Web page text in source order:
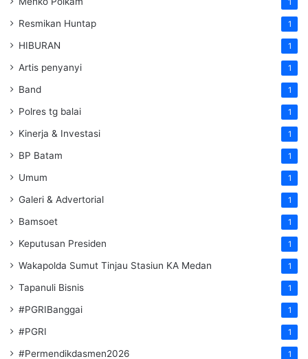
Resmikan Huntap 1
HIBURAN 1
Artis penyanyi 1
Band 1
Polres tg balai 1
Kinerja & Investasi 1
BP Batam 1
Umum 1
Galeri & Advertorial 1
Bamsoet 1
Keputusan Presiden 1
Wakapolda Sumut Tinjau Stasiun KA Medan 1
Tapanuli Bisnis 1
#PGRIBanggai 1
#PGRI 1
#Permendikdasmen2026 1